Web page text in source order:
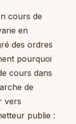
cours de
en
des ordres
pourquoi
cours dans
de
vers
publie :